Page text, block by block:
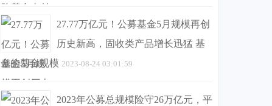
27.77万亿元！公募基金5月规模再创
历史新高，固收类产品增长迅猛 基
金的基金规模 2023-08-24 03:01:59
2023年公募总规模险守26万亿元，平